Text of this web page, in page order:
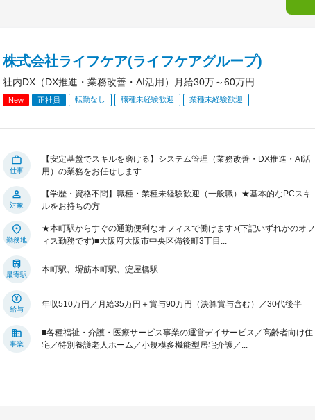
株式会社ライフケア(ライフケアグループ)
社内DX（DX推進・業務改善・AI活用）月給30万～60万円
New 正社員 転勤なし 職種未経験歓迎 業種未経験歓迎
仕事
【安定基盤でスキルを磨ける】システム管理（業務改善・DX推進・AI活
用）の業務をお任せします
対象
【学歴・資格不問】職種・業種未経験歓迎（一般職）★基本的なPCスキ
ルをお持ちの方
勤務地
★本町駅からすぐの通勤便利なオフィスで働けます♪(下記いずれかのオフ
ィス勤務です)■大阪府大阪市中央区備後町3丁目...
最寄駅
本町駅、堺筋本町駅、淀屋橋駅
給与
年収510万円／月給35万円＋賞与90万円（決算賞与含む）／30代後半
事業
■各種福祉・介護・医療サービス事業の運営デイサービス／高齢者向け住
宅／特別養護老人ホーム／小規模多機能型居宅介護／...